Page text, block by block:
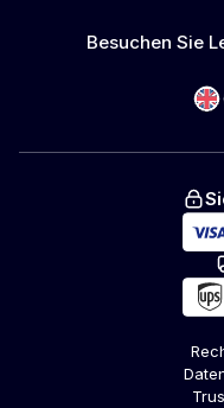
Besuchen Sie